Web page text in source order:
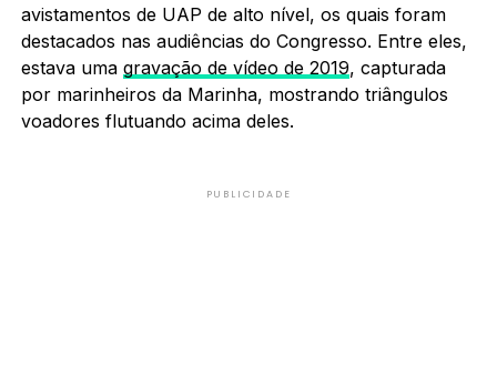
avistamentos de UAP de alto nível, os quais foram
destacados nas audiências do Congresso. Entre eles,
estava uma gravação de vídeo de 2019, capturada
por marinheiros da Marinha, mostrando triângulos
voadores flutuando acima deles.
PUBLICIDADE